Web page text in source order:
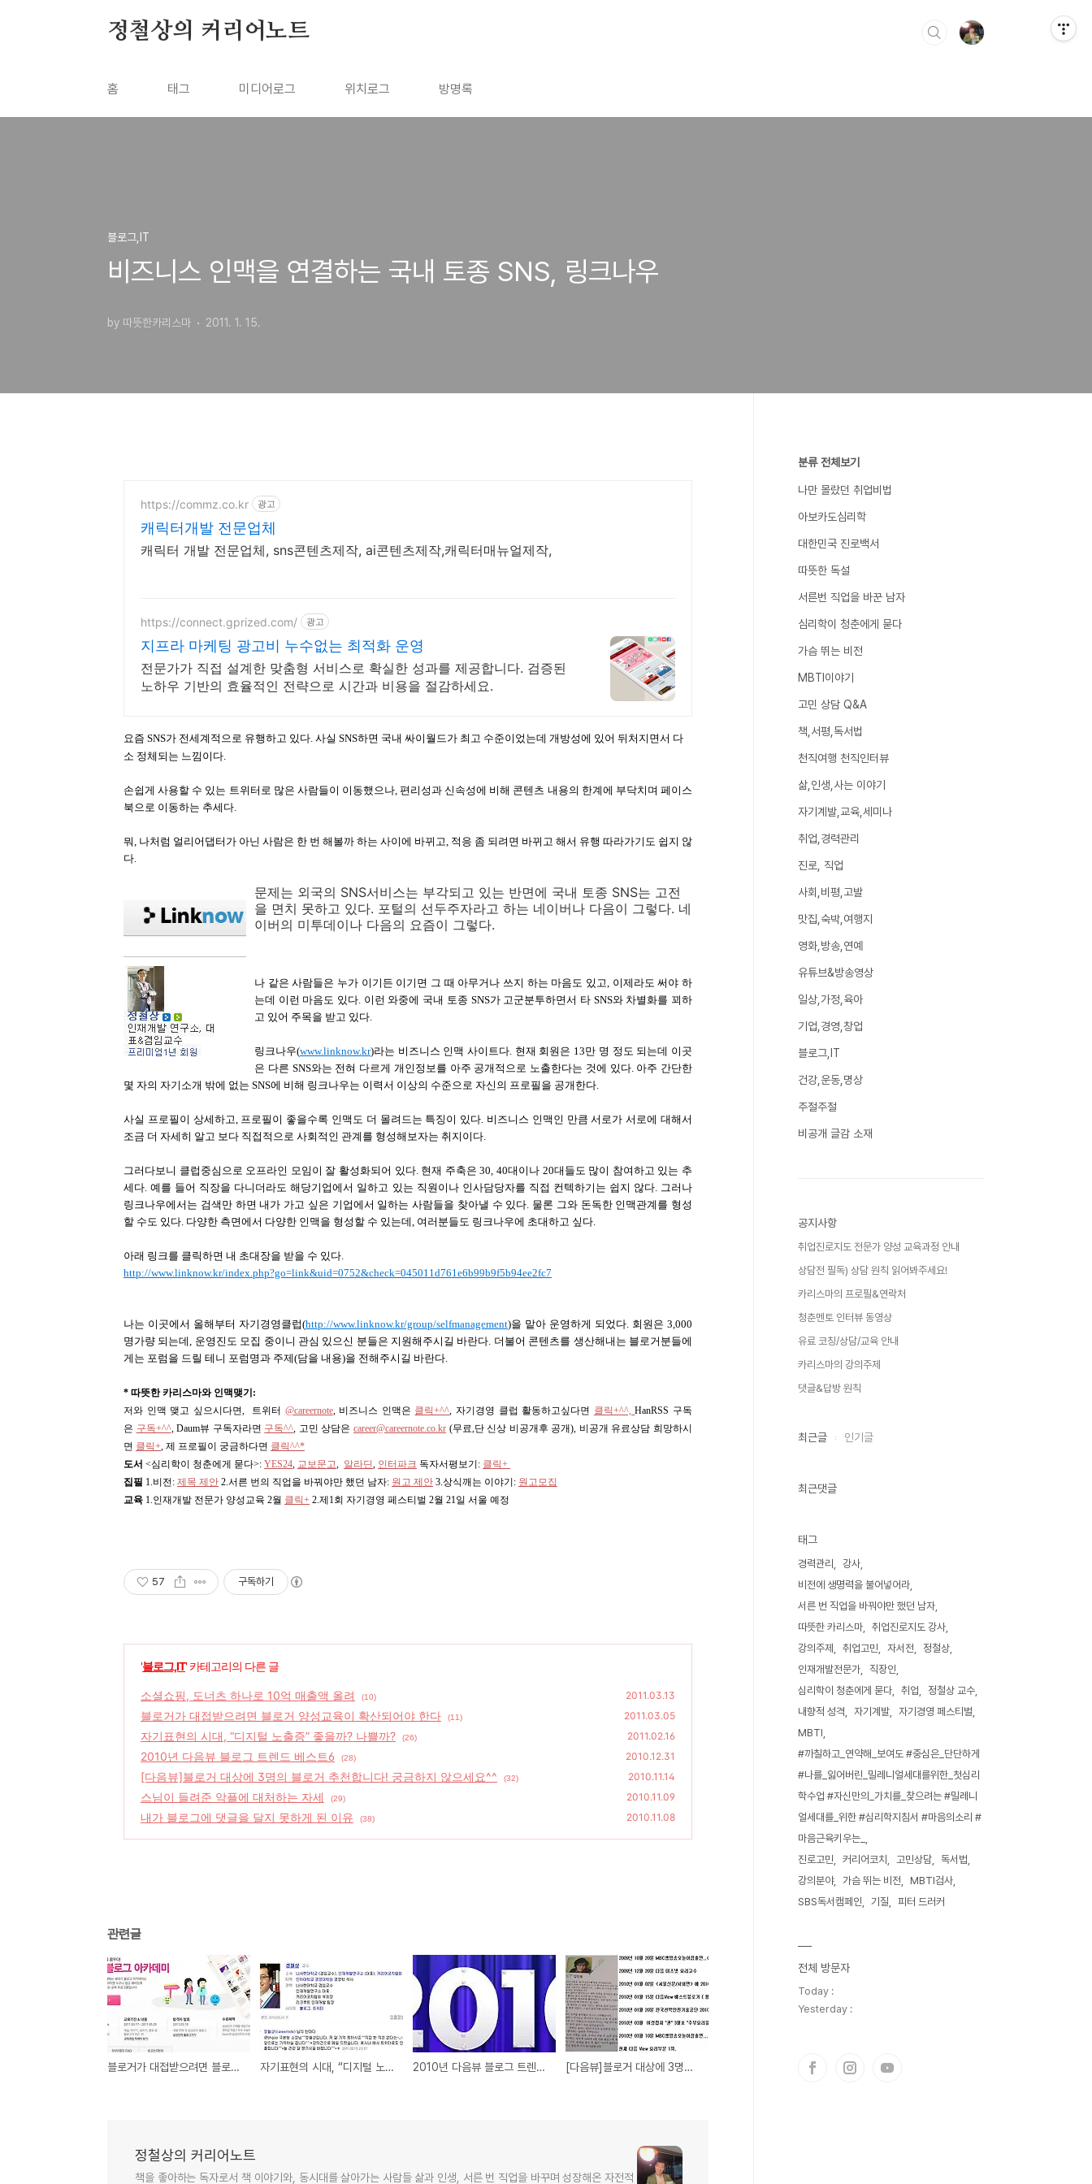
정철상의 커리어노트
홈 태그 미디어로그 위치로그 방명록
블로그,IT
비즈니스 인맥을 연결하는 국내 토종 SNS, 링크나우
by 따뜻한카리스마 2011. 1. 15.
https://commz.co.kr 광고
캐릭터개발 전문업체
캐릭터 개발 전문업체, sns콘텐츠제작, ai콘텐츠제작,캐릭터매뉴얼제작,
https://connect.gprized.com/ 광고
지프라 마케팅 광고비 누수없는 최적화 운영
전문가가 직접 설계한 맞춤형 서비스로 확실한 성과를 제공합니다. 검증된
노하우 기반의 효율적인 전략으로 시간과 비용을 절감하세요.
요즘 SNS가 전세계적으로 유행하고 있다. 사실 SNS하면 국내 싸이월드가 최고 수준이었는데 개방성에 있어 뒤처지면서 다
소 정체되는 느낌이다.
손쉽게 사용할 수 있는 트위터로 많은 사람들이 이동했으나, 편리성과 신속성에 비해 콘텐츠 내용의 한계에 부닥치며 페이스
북으로 이동하는 추세다.
뭐, 나처럼 얼리어댑터가 아닌 사람은 한 번 해볼까 하는 사이에 바뀌고, 적응 좀 되려면 바뀌고 해서 유행 따라가기도 쉽지 않
다.
문제는 외국의 SNS서비스는 부각되고 있는 반면에 국내 토종 SNS는 고전
을 면치 못하고 있다. 포털의 선두주자라고 하는 네이버나 다음이 그렇다. 네
이버의 미투데이나 다음의 요즘이 그렇다.
나 같은 사람들은 누가 이기든 이기면 그 때 아무거나 쓰지 하는 마음도 있고, 이제라도 써야 하
는데 이런 마음도 있다. 이런 와중에 국내 토종 SNS가 고군분투하면서 타 SNS와 차별화를 꾀하
고 있어 주목을 받고 있다.
링크나우(www.linknow.kr)라는 비즈니스 인맥 사이트다. 현재 회원은 13만 명 정도 되는데 이곳
은 다른 SNS와는 전혀 다르게 개인정보를 아주 공개적으로 노출한다는 것에 있다. 아주 간단한
몇 자의 자기소개 밖에 없는 SNS에 비해 링크나우는 이력서 이상의 수준으로 자신의 프로필을 공개한다.
사실 프로필이 상세하고, 프로필이 좋을수록 인맥도 더 몰려드는 특징이 있다. 비즈니스 인맥인 만큼 서로가 서로에 대해서
조금 더 자세히 알고 보다 직접적으로 사회적인 관계를 형성해보자는 취지이다.
그러다보니 클럽중심으로 오프라인 모임이 잘 활성화되어 있다. 현재 주축은 30, 40대이나 20대들도 많이 참여하고 있는 추
세다. 예를 들어 직장을 다니더라도 해당기업에서 일하고 있는 직원이나 인사담당자를 직접 컨텍하기는 쉽지 않다. 그러나
링크나우에서는 검색만 하면 내가 가고 싶은 기업에서 일하는 사람들을 찾아낼 수 있다. 물론 그와 돈독한 인맥관계를 형성
할 수도 있다. 다양한 측면에서 다양한 인맥을 형성할 수 있는데, 여러분들도 링크나우에 초대하고 싶다.
아래 링크를 클릭하면 내 초대장을 받을 수 있다.
http://www.linknow.kr/index.php?go=link&uid=0752&check=045011d761e6b99b9f5b94ee2fc7
나는 이곳에서 올해부터 자기경영클럽(http://www.linknow.kr/group/selfmanagement)을 맡아 운영하게 되었다. 회원은 3,000
명가량 되는데, 운영진도 모집 중이니 관심 있으신 분들은 지원해주시길 바란다. 더불어 콘텐츠를 생산해내는 블로거분들에
게는 포럼을 드릴 테니 포럼명과 주제(담을 내용)을 전해주시길 바란다.
* 따뜻한 카리스마와 인맥맺기:
저와 인맥 맺고 싶으시다면, 트위터 @careernote, 비즈니스 인맥은 클릭+^^, 자기경영 클럽 활동하고싶다면 클릭+^^,HanRSS 구독
은 구독+^^, Daum뷰 구독자라면 구독^^, 고민 상담은career@careernote.co.kr (무료,단 신상 비공개후 공개), 비공개 유료상담 희망하시
면 클릭+, 제 프로필이 궁금하다면 클릭^^*
도서 <심리학이 청춘에게 묻다>: YES24, 교보문고, 알라딘, 인터파크 독자서평보기: 클릭+
집필 1.비전: 제목 제안 2.서른 번의 직업을 바꿔야만 했던 남자: 원고 제안 3.상식깨는 이야기: 원고모집
교육 1.인재개발 전문가 양성교육 2월 클릭+ 2.제1회 자기경영 페스티벌 2월 21일 서울 예정
57 구독하기
'블로그,IT' 카테고리의 다른 글
소셜쇼핑, 도너츠 하나로 10억 매출액 올려 (10) 2011.03.13
블로거가 대접받으려면 블로거 양성교육이 확산되어야 한다 (11) 2011.03.05
자기표현의 시대, “디지털 노출증” 좋을까? 나쁠까? (26) 2011.02.16
2010년 다음뷰 블로그 트렌드 베스트6 (28) 2010.12.31
[다음뷰]블로거 대상에 3명의 블로거 추천합니다! 궁금하지 않으세요^^ (32) 2010.11.14
스님이 들려준 악플에 대처하는 자세 (29) 2010.11.09
내가 블로그에 댓글을 달지 못하게 된 이유 (38) 2010.11.08
관련글
블로거가 대접받으려면 블로거 양성교육이 확산되어야 한다 자기표현의 시대, “디지털 노출증” 좋을까? 나쁠까? 2010년 다음뷰 블로그 트렌드 베스트6 [다음뷰]블로거 대상에 3명의 블로거 추천합니다! 궁금하지 않으세요^^
정철상의 커리어노트
책을 좋아하는 독자로서 책 이야기와, 동시대를 살아가는 사람들 삶과 인생, 서른 번 직업을 바꾸며 성장해온 자전적
분류 전체보기
나만 몰랐던 취업비법
아보카도심리학
대한민국 진로백서
따뜻한 독설
서른번 직업을 바꾼 남자
심리학이 청춘에게 묻다
가슴 뛰는 비전
MBTI이야기
고민 상담 Q&A
책,서평,독서법
천직여행 천직인터뷰
삶,인생,사는 이야기
자기계발,교육,세미나
취업,경력관리
진로, 직업
사회,비평,고발
맛집,숙박,여행지
영화,방송,연예
유튜브&방송영상
일상,가정,육아
기업,경영,창업
블로그,IT
건강,운동,명상
주절주절
비공개 글감 소재
공지사항
취업진로지도 전문가 양성 교육과정 안내
상담전 필독) 상담 원칙 읽어봐주세요!
카리스마의 프로필&연락처
청춘멘토 인터뷰 동영상
유료 코칭/상담/교육 안내
카리스마의 강의주제
댓글&답방 원칙
최근글 인기글
최근댓글
태그
경력관리
강사
비전에 생명력을 불어넣어라
서른 번 직업을 바꿔야만 했던 남자
따뜻한 카리스마
취업진로지도 강사
강의주제
취업고민 자서전
정철상
인재개발전문가
직장인
심리학이 청춘에게 묻다
취업
정철상 교수
내향적 성격
자기계발
자기경영 페스티벌
MBTI
#까칠하고_연약해_보여도 #중심은_단단하게
#나를_잃어버린_밀레니얼세대를위한_첫심리
학수업 #자신만의_가치를_찾으려는 #밀레니
얼세대를_위한 #심리학지침서 #마음의소리 #
마음근육키우는_
진로고민
커리어코치 고민상담
독서법
강의분야
가슴 뛰는 비전
MBTI검사
SBS독서캠페인
기질 피터 드러커
전체 방문자
Today :
Yesterday :